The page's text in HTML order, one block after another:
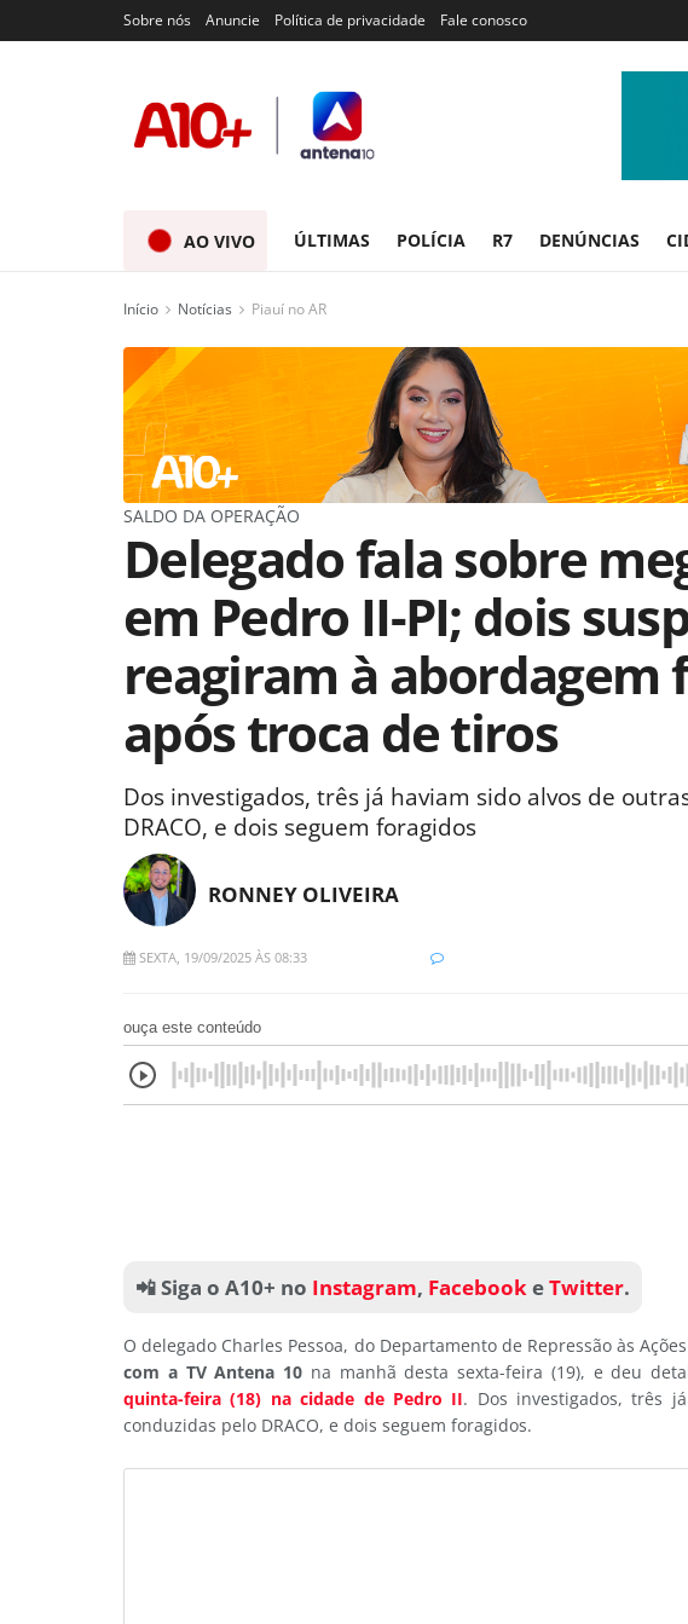
Sobre nós Anuncie Política de privacidade Fale conosco
AO VIVO ÚLTIMAS POLÍCIA R7 DENÚNCIAS
Início Notícias Piauí no AR
SALDO DA OPERAÇÃO
Delegado fala sobre
em Pedro II-PI; dois
reagiram à abordagem
após troca de tiros
Dos investigados, três já haviam sido alvos de
DRACO, e dois seguem foragidos
RONNEY OLIVEIRA
SEXTA, 19/09/2025 ÀS 08:33
ouça este conteúdo
📲 Siga o A10+ no Instagram, FacebookeTwitter.
O delegado Charles Pessoa, do Departamento de Repressão às
com a TV Antena 10 na manhã desta sexta-feira (19), e deu
quinta-feira (18) na cidade de Pedro II. Dos investigados, três
conduzidas pelo DRACO, e dois seguem foragidos.